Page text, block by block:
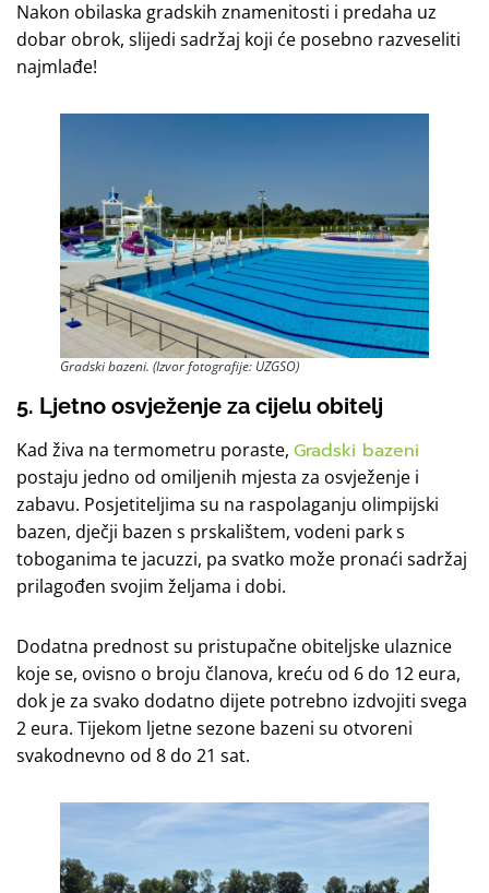
Nakon obilaska gradskih znamenitosti i predaha uz
dobar obrok, slijedi sadržaj koji će posebno razveseliti
najmlađe!
Gradski bazeni. (Izvor fotografije: UZGSO)
5. Ljetno osvježenje za cijelu obitelj
Kad živa na termometru poraste, Gradski bazeni
postaju jedno od omiljenih mjesta za osvježenje i
zabavu. Posjetiteljima su na raspolaganju olimpijski
bazen, dječji bazen s prskalištem, vodeni park s
toboganima te jacuzzi, pa svatko može pronaći sadržaj
prilagođen svojim željama i dobi.
Dodatna prednost su pristupačne obiteljske ulaznice
koje se, ovisno o broju članova, kreću od 6 do 12 eura,
dok je za svako dodatno dijete potrebno izdvojiti svega
2 eura. Tijekom ljetne sezone bazeni su otvoreni
svakodnevno od 8 do 21 sat.